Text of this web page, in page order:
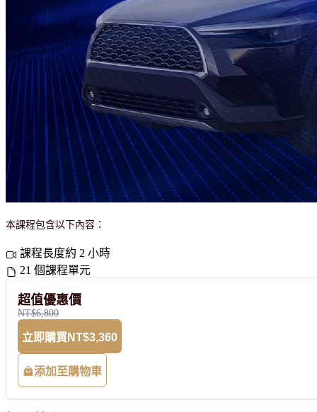
本課程包含以下內容：
課程長度約 2 小時
21 個課程單元
超值優惠價
NT$6,800
立即購買 NT$3,360
添加至購物車